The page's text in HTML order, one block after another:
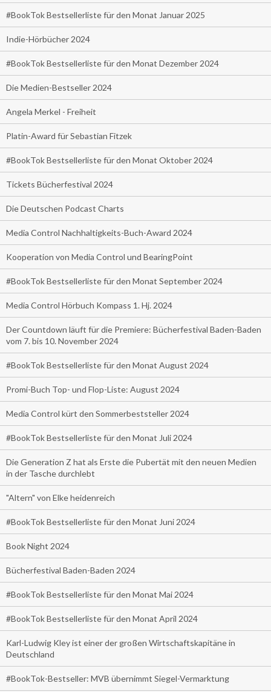
#BookTok Bestsellerliste für den Monat Januar 2025
Indie-Hörbücher 2024
#BookTok Bestsellerliste für den Monat Dezember 2024
Die Medien-Bestseller 2024
Angela Merkel - Freiheit
Platin-Award für Sebastian Fitzek
#BookTok Bestsellerliste für den Monat Oktober 2024
Tickets Bücherfestival 2024
Die Deutschen Podcast Charts
Media Control Nachhaltigkeits-Buch-Award 2024
Kooperation von Media Control und BearingPoint
#BookTok Bestsellerliste für den Monat September 2024
Media Control Hörbuch Kompass 1. Hj. 2024
Der Countdown läuft für die Premiere: Bücherfestival Baden-Baden
vom 7. bis 10. November 2024
#BookTok Bestsellerliste für den Monat August 2024
Promi-Buch Top- und Flop-Liste: August 2024
Media Control kürt den Sommerbeststeller 2024
#BookTok Bestsellerliste für den Monat Juli 2024
Die Generation Z hat als Erste die Pubertät mit den neuen Medien
in der Tasche durchlebt
"Altern" von Elke heidenreich
#BookTok Bestsellerliste für den Monat Juni 2024
Book Night 2024
Bücherfestival Baden-Baden 2024
#BookTok Bestsellerliste für den Monat Mai 2024
#BookTok Bestsellerliste für den Monat April 2024
Karl-Ludwig Kley ist einer der großen Wirtschaftskapitäne in
Deutschland
#BookTok-Bestseller: MVB übernimmt Siegel-Vermarktung